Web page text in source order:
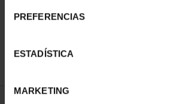
PREFERENCIAS
ESTADÍSTICA
MARKETING